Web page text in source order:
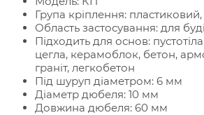
Група кріплення:
Область застосування: для
Підходить для основ:
цегла, керамоблок, бетон,
граніт, легкобетон
Під шуруп діаметром: 6 мм
Діаметр дюбеля: 10 мм
Довжина дюбеля: 60 мм